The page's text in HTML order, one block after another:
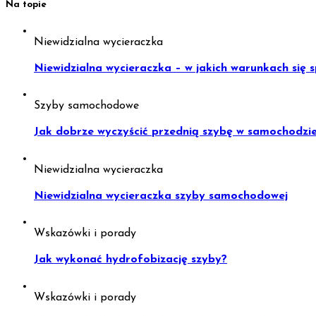
Na topie
Niewidzialna wycieraczka
Niewidzialna wycieraczka – w jakich warunkach się
Szyby samochodowe
Jak dobrze wyczyścić przednią szybę w
Niewidzialna wycieraczka
Niewidzialna wycieraczka szyby samochodowej
Wskazówki i porady
Jak wykonać hydrofobizację szyby?
Wskazówki i porady